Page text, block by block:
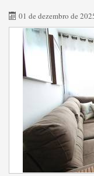
01 de dezembro de